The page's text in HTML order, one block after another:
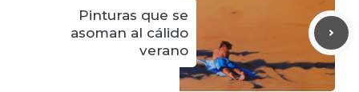
Pinturas que se
asoman al cálido
verano